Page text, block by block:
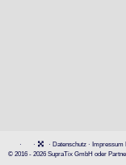
· · · Datenschutz· Impressum
© 2016 - 2026 SupraTix GmbH oder